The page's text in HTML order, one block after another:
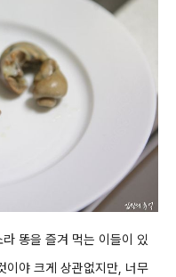
똥을 즐겨 먹는 이들이 있
이야 크게 상관없지만, 너무